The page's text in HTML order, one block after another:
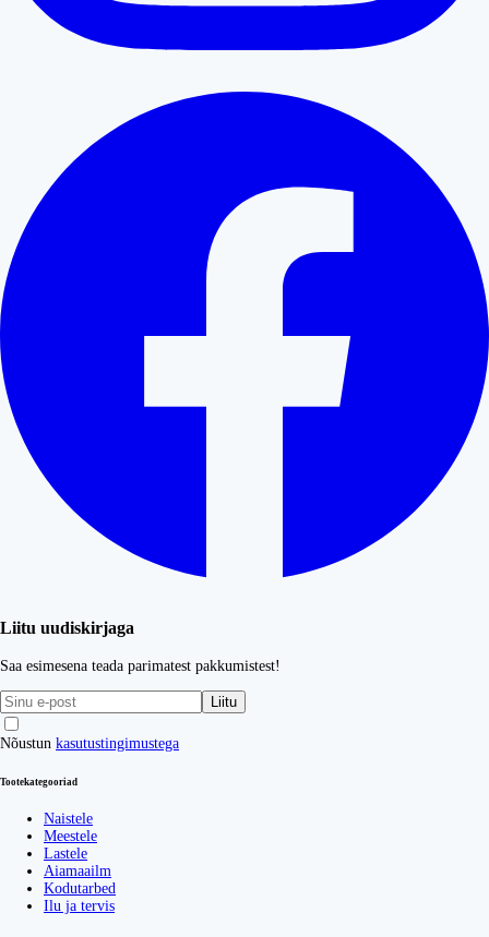
Liitu uudiskirjaga
Saa esimesena teada parimatest pakkumistest!
Liitu
Nõustun kasutustingimustega
Tootekategooriad
Naistele
Meestele
Lastele
Aiamaailm
Kodutarbed
Ilu ja tervis